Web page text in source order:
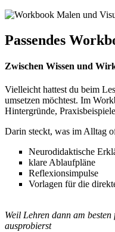
Passendes
Zwischen Wissen und
Vielleicht hattest du beim
umsetzen möchtest. Im
Hintergründe,
Darin steckt, was im Alltag
Neurodidaktische
klare Ablaufpläne
Reflexionsimpulse
Vorlagen für die
Weil Lehren dann am
ausprobierst